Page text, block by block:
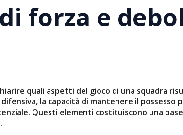
forza e
quali aspetti del gioco di una squadra
la capacità di mantenere il possesso
Questi elementi costituiscono una